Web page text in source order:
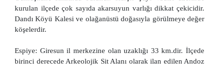
kurulan ilçede çok sayıda akarsuyun varlığı dikkat çekicidir.
Dandı Köyü Kalesi ve olağanüstü doğasıyla görülmeye değer
köşelerdir.
Espiye: Giresun il merkezine olan uzaklığı 33 km.dir. İlçede
birinci derecede Arkeolojik Sit Alanı olarak ilan edilen Andoz